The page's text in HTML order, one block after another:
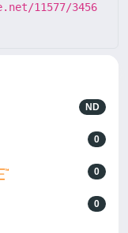
11577/3456
ND
0
0
0